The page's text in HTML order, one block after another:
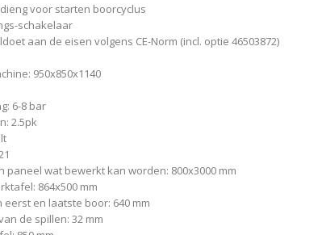
voor starten boorcyclus
schakelaar
aan de eisen volgens CE-Norm (incl. optie 46503872)
950x850x1140
6-8 bar
2.5pk
paneel wat bewerkt kan worden: 800x3000 mm
864x500 mm
en laatste boor: 640 mm
de spillen: 32 mm